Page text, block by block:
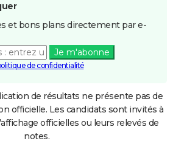
et bons plans directement par e-
Je m'abonne
de confidentialité
de résultats ne présente pas de
officielle. Les candidats sont invités à
officielles ou leurs relevés de
notes.